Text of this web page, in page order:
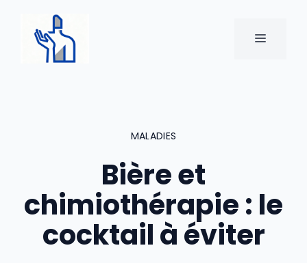
contenu
MENU
MALADIES
Bière et
chimiothérapie : le
cocktail à éviter